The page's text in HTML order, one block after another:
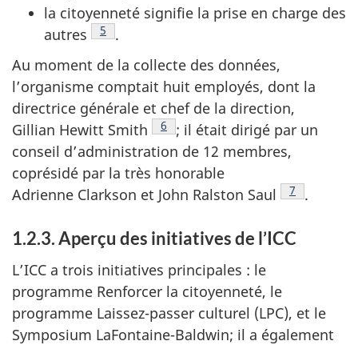
la citoyenneté signifie la prise en charge des
autres
Note de bas de page
5
.
Au moment de la collecte des données,
l’organisme comptait huit employés, dont la
directrice générale et chef de la direction,
Gillian Hewitt Smith
Note de bas de page
6
; il était dirigé par un
conseil d’administration de 12 membres,
coprésidé par la très honorable
Adrienne Clarkson et John Ralston Saul
Note de bas
7 .
1.2.3. Aperçu des initiatives de l’ICC
L’ICC a trois initiatives principales : le
programme Renforcer la citoyenneté, le
programme Laissez-passer culturel (LPC), et le
Symposium LaFontaine-Baldwin; il a également